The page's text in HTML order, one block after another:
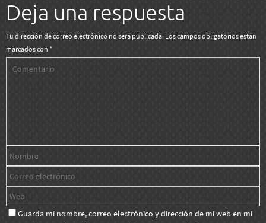
Deja una respuesta
Tu dirección de correo electrónico no será publicada. Los campos obligatorios están
marcados con *
Guarda mi nombre, correo electrónico y dirección de mi web en mi